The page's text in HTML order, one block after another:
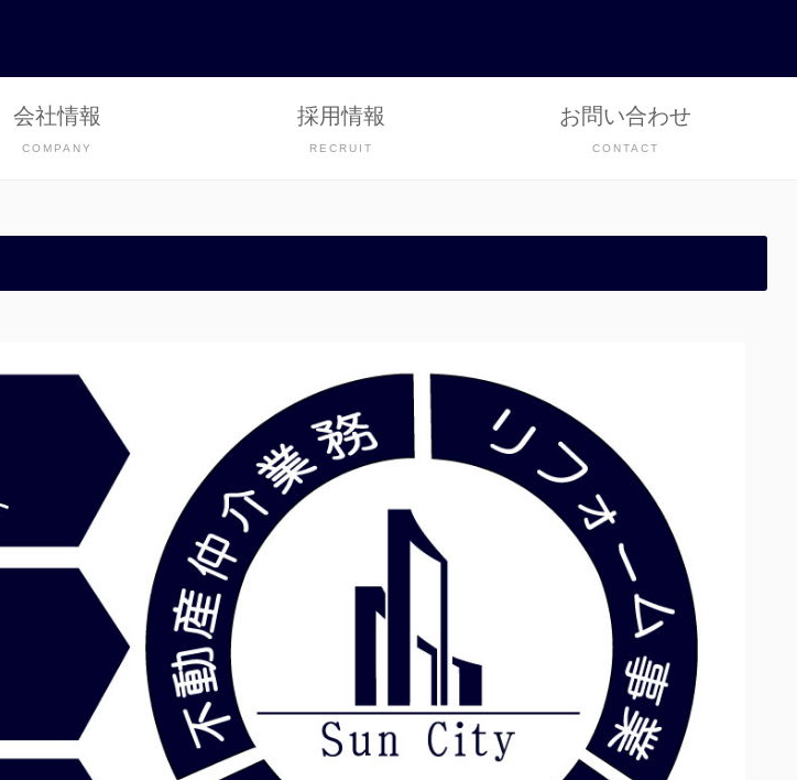
会社情報
COMPANY
採用情報
RECRUIT
お問い合わせ
CONTACT